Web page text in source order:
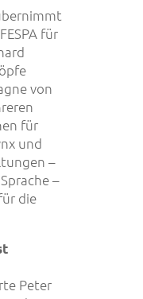
für
von
für
und
–
–
die
Peter